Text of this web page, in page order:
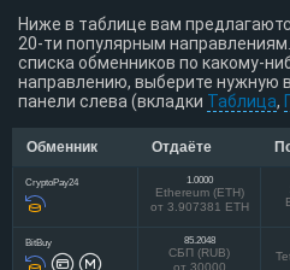
Ниже в таблице вам
20-ти популярным
списка обменников по какому-
направлению, выберите нужную
панели слева (вкладки Таблица,
Обменник Отдаёте
CryptoPay24 1.0000
Ethereum (ETH)
от 3.907381 ETH
BitBuy 85.2048
СБП (RUB)
от 30000